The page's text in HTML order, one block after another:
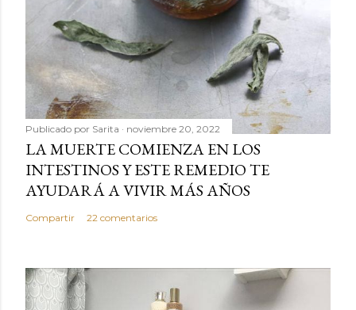
Publicado por Sarita noviembre 20, 2022
LA MUERTE COMIENZA EN LOS
INTESTINOS Y ESTE REMEDIO TE
AYUDARÁ A VIVIR MÁS AÑOS
Compartir 22 comentarios